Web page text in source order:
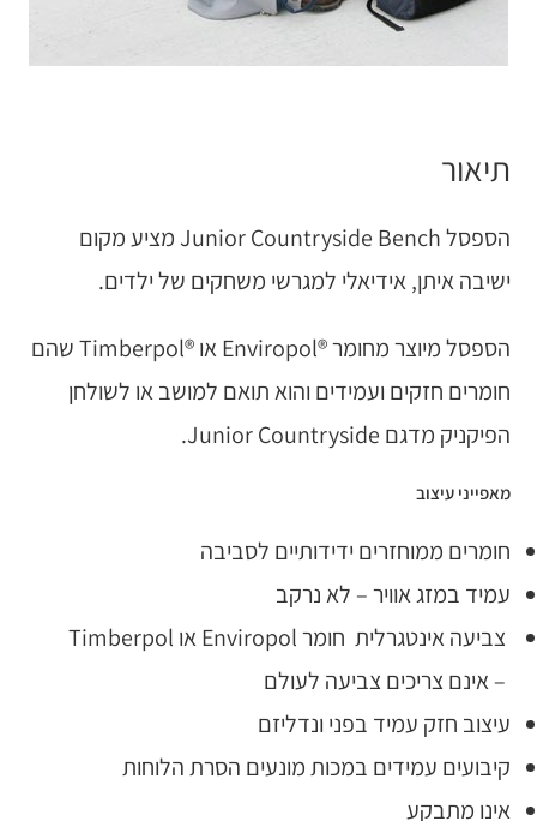
תיאור
הספסל Junior Countryside Bench מציע מקום
ישיבה איתן, אידיאלי למגרשי משחקים של ילדים.
הספסל מיוצר מחומר ®Enviropol או ®Timberpol שהם
חומרים חזקים ועמידים והוא תואם למושב או לשולחן
הפיקניק מדגם Junior Countryside.
מאפייני עיצוב
חומרים ממוחזרים ידידותיים לסביבה
עמיד במזג אוויר – לא נרקב
צביעה אינטגרלית חומר Enviropol או Timberpol
– אינם צריכים צביעה לעולם
עיצוב חזק עמיד בפני ונדליזם
קיבועים עמידים במכות מונעים הסרת הלוחות
אינו מתבקע